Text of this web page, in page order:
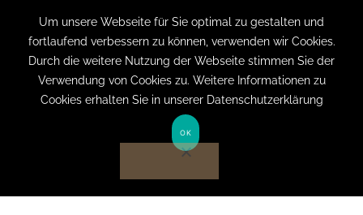
+49 (0) 151 19079060 info@privatpraxis-
bertram.de
Anmelden auf Website
Um unsere Webseite für Sie optimal zu gestalten und
fortlaufend verbessern zu können, verwenden wir Cookies.
Durch die weitere Nutzung der Webseite stimmen Sie der
Verwendung von Cookies zu. Weitere Informationen zu
Cookies erhalten Sie in unserer Datenschutzerklärung
OK